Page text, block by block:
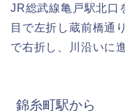
JR総武線亀戸駅北口
目で左折し蔵前橋通
で右折し、川沿いに
錦糸町駅から